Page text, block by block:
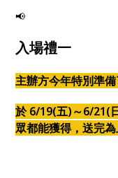
📢
入場禮一
主辦方今年特別準
於 6/19(五)～6/21(
眾都能獲得，送完為